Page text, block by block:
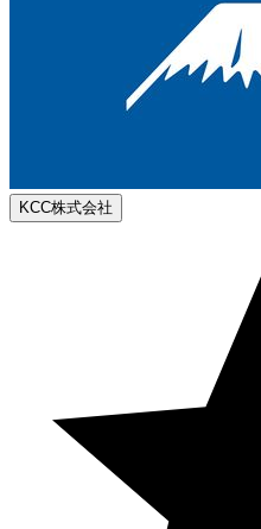
KCC株式会社